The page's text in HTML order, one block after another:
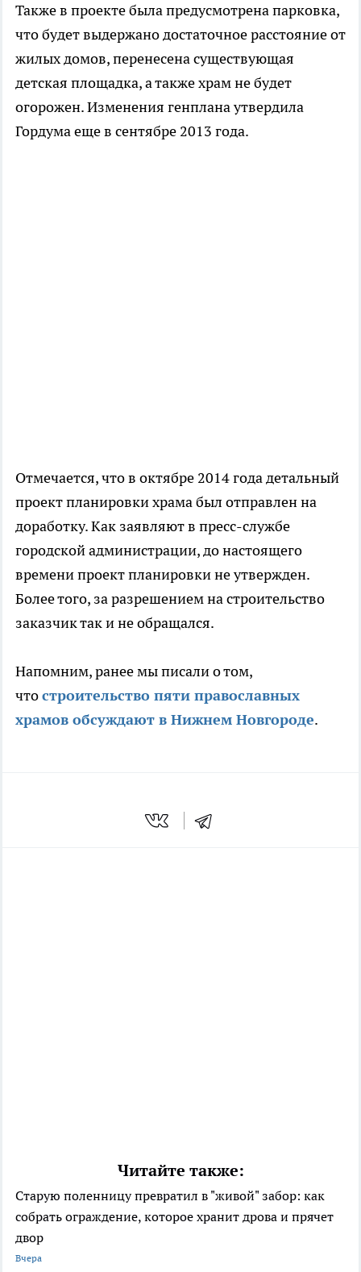
Также в проекте была предусмотрена парковка,
что будет выдержано достаточное расстояние от
жилых домов, перенесена существующая
детская площадка, а также храм не будет
огорожен. Изменения генплана утвердила
Гордума еще в сентябре 2013 года.
Отмечается, что в октябре 2014 года детальный
проект планировки храма был отправлен на
доработку. Как заявляют в пресс-службе
городской администрации, до настоящего
времени проект планировки не утвержден.
Более того, за разрешением на строительство
заказчик так и не обращался.
Напомним, ранее мы писали о том,
чтостроительство пяти православных
храмов обсуждают в Нижнем Новгороде.
Читайте также:
Старую поленницу превратил в "живой" забор: как
собрать ограждение, которое хранит дрова и прячет
двор
Вчера